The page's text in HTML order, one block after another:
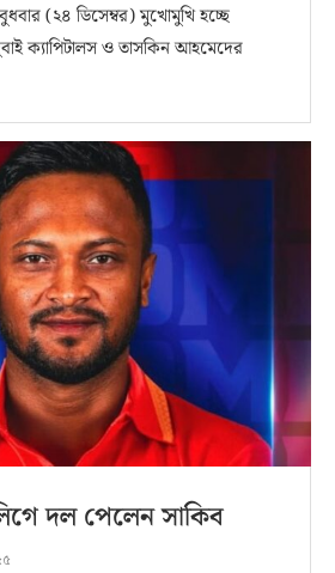
(২৪ ডিসেম্বর) মুখোমুখি হচ্ছে
ক্যাপিটালস ও তাসকিন আহমেদের
দল পেলেন সাকিব